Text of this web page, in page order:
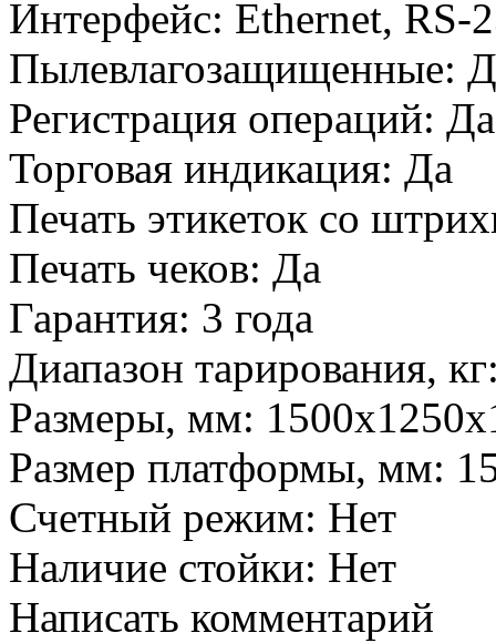
Интерфейс: Ethernet, RS-
Пылевлагозащищенные:
Регистрация операций: Да
Торговая индикация: Да
Печать этикеток со
Печать чеков: Да
Гарантия: 3 года
Диапазон тарирования, кг
Размеры, мм:
Размер платформы, мм:
Счетный режим: Нет
Наличие стойки: Нет
Написать комментарий